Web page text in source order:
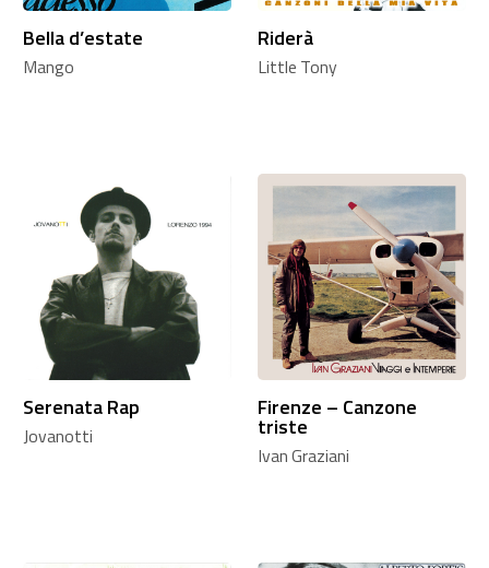
Bella d’estate
Mango
Riderà
Little Tony
Serenata Rap
Jovanotti
Firenze – Canzone
triste
Ivan Graziani